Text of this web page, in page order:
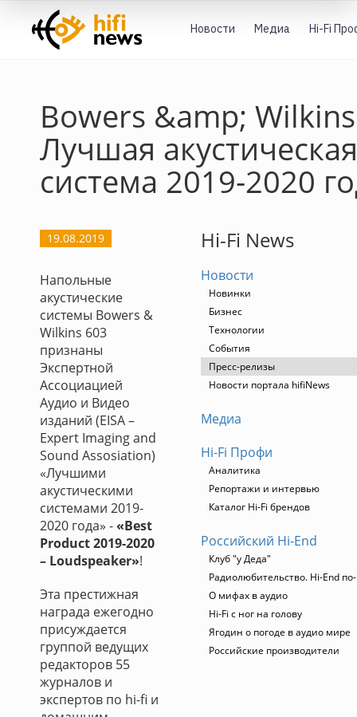
Новости Медиа Hi-Fi
Bowers &amp;
Лучшая акустическая
система 2019-2020
19.08.2019
Напольные
акустические
системы Bowers &
Wilkins 603
признаны
Экспертной
Ассоциацией
Аудио и Видео
изданий (EISA –
Expert Imaging and
Sound Assosiation)
«Лучшими
акустическими
системами 2019-
2020 года» -«Best
Product 2019-2020
– Loudspeaker»!
Эта престижная
награда ежегодно
присуждается
группой ведущих
редакторов 55
журналов и
экспертов по hi-fi и
Hi-Fi News
Новости
Новинки
Бизнес
Технологии
События
Пресс-релизы
Новости портала hifiNews
Медиа
Hi-Fi Профи
Аналитика
Репортажи и интервью
Каталог Hi-Fi брендов
Российский Hi-End
Клуб "у Деда"
Радиолюбительство. Hi-End
О мифах в аудио
Hi-Fi с ног на голову
Ягодин о погоде в аудио мире
Российские производители